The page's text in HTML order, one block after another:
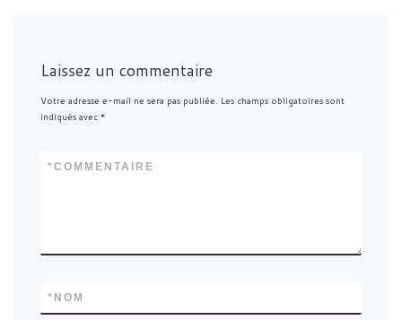
Laissez un commentaire
Votre adresse e-mail ne sera pas publiée. Les champs obligatoires sont
indiqués avec *
COMMENTAIRE
*
NOM
*